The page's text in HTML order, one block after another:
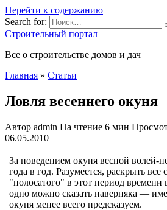
Перейти к содержанию
Search for:
Строительный портал
Все о строительстве домов и дач
Главная » Статьи
Ловля весеннего окуня
Автор admin На чтение 6 мин
06.05.2010
За поведением окуня весной волей-
года в год. Разумеется, раскрыть все
"полосатого" в этот период времени
одно можно сказать наверняка —
окуня менее всего предсказуем.